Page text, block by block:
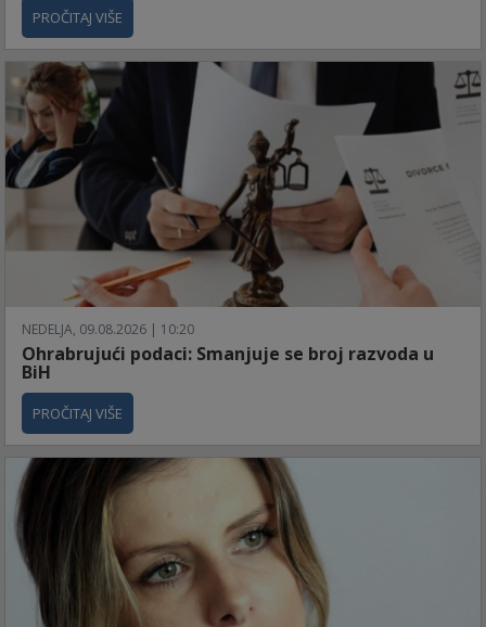
PROČITAJ VIŠE
NEDELJA, 09.08.2026 | 10:20
Ohrabrujući podaci: Smanjuje se broj razvoda u
BiH
PROČITAJ VIŠE